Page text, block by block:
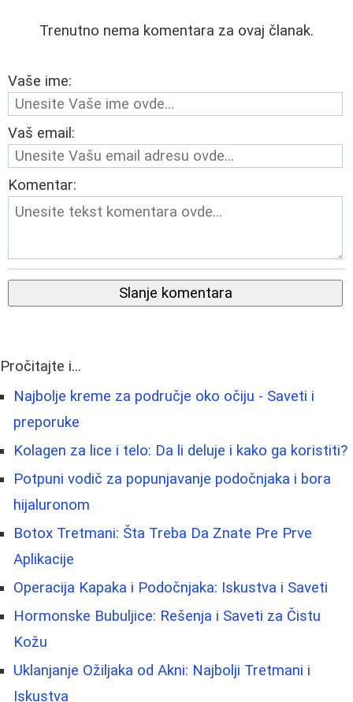
Trenutno nema komentara za ovaj članak.
Vaše ime:
Vaš email:
Komentar:
Slanje komentara
Pročitajte i...
Najbolje kreme za područje oko očiju - Saveti i
preporuke
Kolagen za lice i telo: Da li deluje i kako ga koristiti?
Potpuni vodič za popunjavanje podočnjaka i bora
hijaluronom
Botox Tretmani: Šta Treba Da Znate Pre Prve
Aplikacije
Operacija Kapaka i Podočnjaka: Iskustva i Saveti
Hormonske Bubuljice: Rešenja i Saveti za Čistu
Kožu
Uklanjanje Ožiljaka od Akni: Najbolji Tretmani i
Iskustva